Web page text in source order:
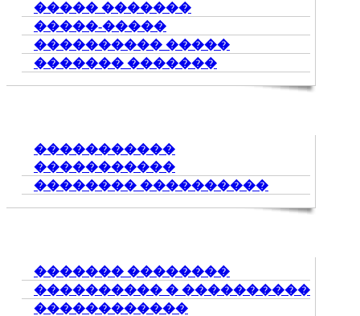
����� �������
�����-�����
���������� �����
������� �������
�����������
�����������
�������� ����������
������� ��������
���������� � ����������
������������